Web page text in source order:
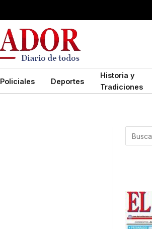
Policiales Deportes
Historia y
Tradiciones